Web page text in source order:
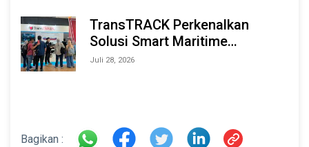
TransTRACK Perkenalkan
Solusi Smart Maritime
Monitoring Berbasis AI dan IoT
Juli 28, 2026
Bagikan :